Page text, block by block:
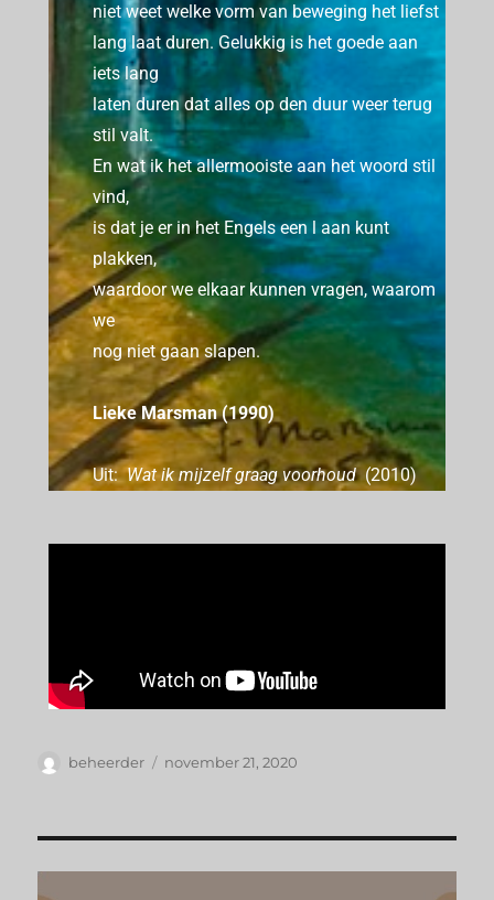
niet weet welke vorm van beweging het liefst
lang laat duren.Gelukkig is het goede aan
iets lang
laten duren dat alles op den duur weer terug
stil valt.
En wat ik het allermooiste aan het woord stil
vind,
is dat je er in het Engels een l aan kunt
plakken,
waardoor we elkaar kunnen vragen, waarom
we
nog niet gaan slapen.
Lieke Marsman (1990)
Uit:Wat ik mijzelf graag voorhoud(2010)
beheerder november 21, 2020